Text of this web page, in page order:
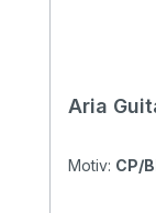
Aria
Motiv: CP/